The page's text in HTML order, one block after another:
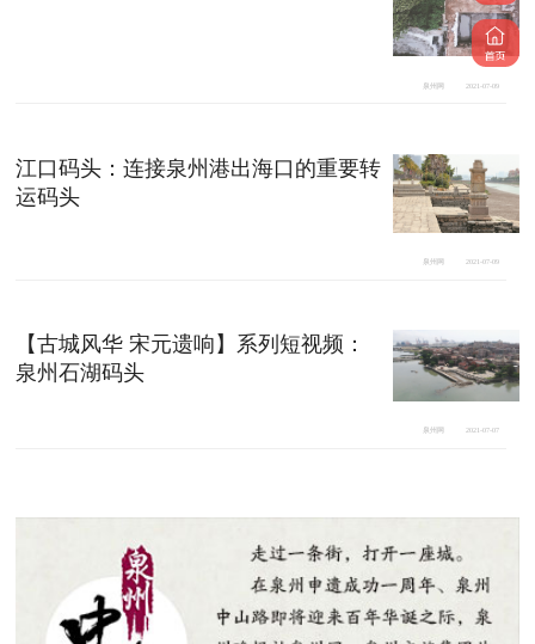
泉州网 2021-07-09
江口码头：连接泉州港出海口的重要转
运码头
泉州网 2021-07-09
【古城风华 宋元遗响】系列短视频：
泉州石湖码头
泉州网 2021-07-07